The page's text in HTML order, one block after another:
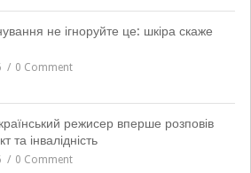
не ігноруйте це: шкіра скаже
0 Comment
режисер вперше розповів
та інвалідність
0 Comment